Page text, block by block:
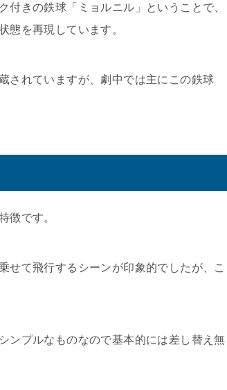
きの鉄球「ミョルニル」ということで、
態を再現しています。
されていますが、劇中では主にこの鉄球
徴です。
せて飛行するシーンが印象的でしたが、こ
ンプルなものなので基本的には差し替え無